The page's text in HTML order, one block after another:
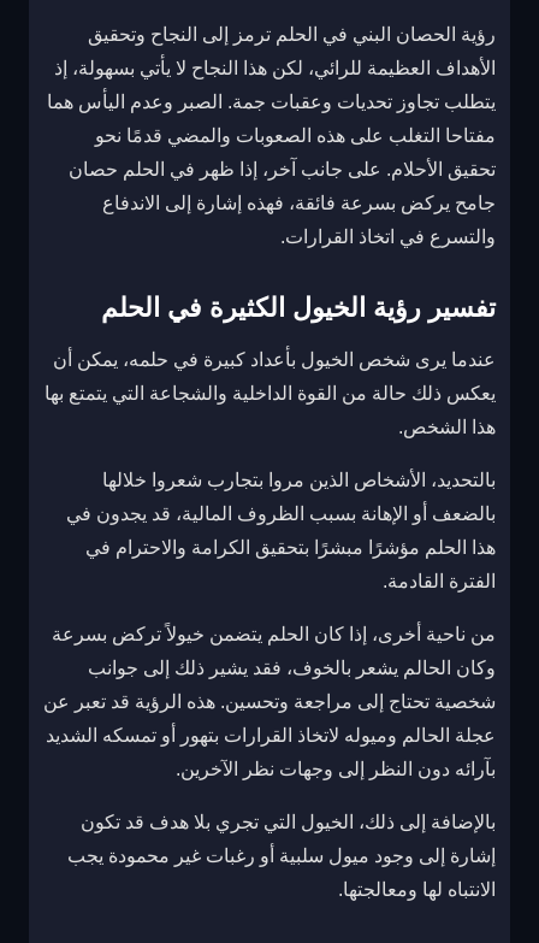
رؤية الحصان البني في الحلم ترمز إلى النجاح وتحقيق
الأهداف العظيمة للرائي، لكن هذا النجاح لا يأتي بسهولة، إذ
يتطلب تجاوز تحديات وعقبات جمة. الصبر وعدم اليأس هما
مفتاحا التغلب على هذه الصعوبات والمضي قدمًا نحو
تحقيق الأحلام. على جانب آخر، إذا ظهر في الحلم حصان
جامح يركض بسرعة فائقة، فهذه إشارة إلى الاندفاع
والتسرع في اتخاذ القرارات.
تفسير رؤية الخيول الكثيرة في الحلم
عندما يرى شخص الخيول بأعداد كبيرة في حلمه، يمكن أن
يعكس ذلك حالة من القوة الداخلية والشجاعة التي يتمتع بها
هذا الشخص.
بالتحديد، الأشخاص الذين مروا بتجارب شعروا خلالها
بالضعف أو الإهانة بسبب الظروف المالية، قد يجدون في
هذا الحلم مؤشرًا مبشرًا بتحقيق الكرامة والاحترام في
الفترة القادمة.
من ناحية أخرى، إذا كان الحلم يتضمن خيولاً تركض بسرعة
وكان الحالم يشعر بالخوف، فقد يشير ذلك إلى جوانب
شخصية تحتاج إلى مراجعة وتحسين. هذه الرؤية قد تعبر عن
عجلة الحالم وميوله لاتخاذ القرارات بتهور أو تمسكه الشديد
بآرائه دون النظر إلى وجهات نظر الآخرين.
بالإضافة إلى ذلك، الخيول التي تجري بلا هدف قد تكون
إشارة إلى وجود ميول سلبية أو رغبات غير محمودة يجب
الانتباه لها ومعالجتها.